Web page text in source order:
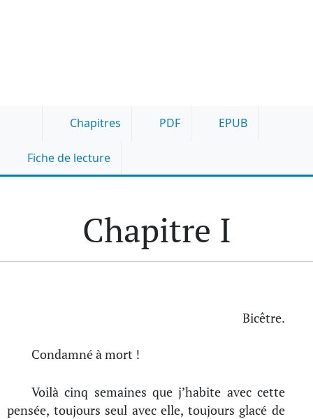
Chapitres PDF EPUB
Fiche de lecture
Chapitre I
Bicêtre.
Condamné à mort !
Voilà cinq semaines que j’habite avec cette
pensée, toujours seul avec elle, toujours glacé de